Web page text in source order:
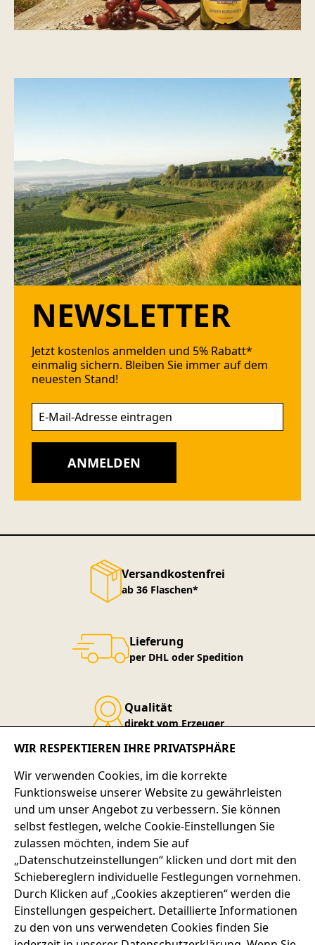
NEWSLETTER
Jetzt kostenlos anmelden und 5% Rabatt*
einmalig sichern. Bleiben Sie immer auf dem
neuesten Stand!
ANMELDEN
Versandkostenfrei
ab 36 Flaschen*
Lieferung
per DHL oder Spedition
Qualität
direkt vom Erzeuger
Service-Telefon
+49 7667 900-124
SERVICE-HOTLINE
ADRESSE
RECHTLICHES
SERVICES
WIR RESPEKTIEREN IHRE PRIVATSPHÄRE
Wir verwenden Cookies, im die korrekte
Funktionsweise unserer Website zu gewährleisten
und um unser Angebot zu verbessern. Sie können
selbst festlegen, welche Cookie-Einstellungen Sie
zulassen möchten, indem Sie auf
„Datenschutzeinstellungen“ klicken und dort mit den
Schiebereglern individuelle Festlegungen vornehmen.
Durch Klicken auf „Cookies akzeptieren“ werden die
Einstellungen gespeichert. Detaillierte Informationen
zu den von uns verwendeten Cookies finden Sie